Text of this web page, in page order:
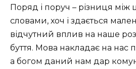
Поряд і поруч – різниця
словами, хоч і здається
відчутний вплив на наше
буття. Мова накладає на нас
а богом даний нам дар